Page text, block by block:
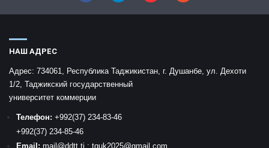
НАШ АДРЕС
Адрес: 734061, Республика Таджикистан, г. Душанбе, ул. Дехоти
1/2, Таджикский государственный
университет коммерции
Телефон: +992(37) 234-83-46
+992(37) 234-85-46
Email: mail @ddtt.tj : tguk2025@gmail.com